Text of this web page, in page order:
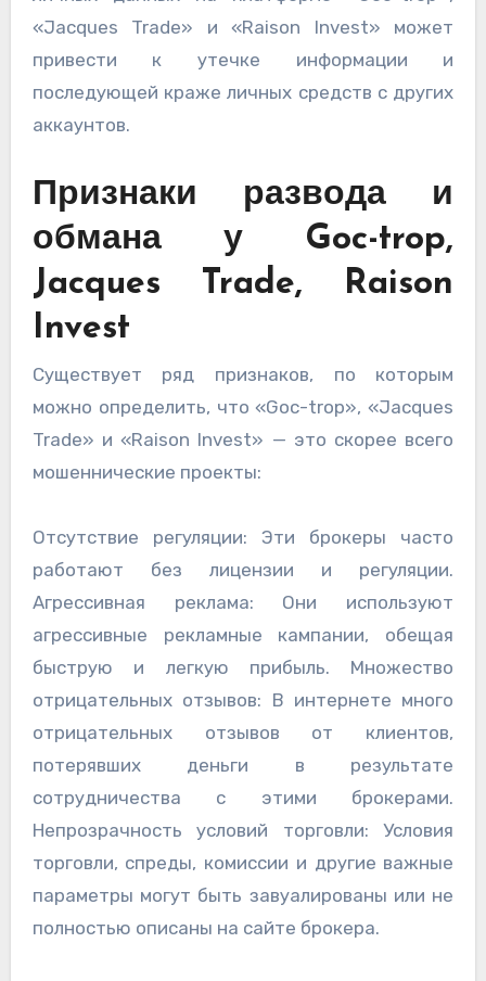
«Jacques Trade» и «Raison Invest» может
привести к утечке информации и
последующей краже личных средств с других
аккаунтов.
Признаки развода и
обмана у Goc-trop,
Jacques Trade, Raison
Invest
Существует ряд признаков, по которым
можно определить, что «Goc-trop», «Jacques
Trade» и «Raison Invest» — это скорее всего
мошеннические проекты:
Отсутствие регуляции: Эти брокеры часто
работают без лицензии и регуляции.
Агрессивная реклама: Они используют
агрессивные рекламные кампании, обещая
быструю и легкую прибыль. Множество
отрицательных отзывов: В интернете много
отрицательных отзывов от клиентов,
потерявших деньги в результате
сотрудничества с этими брокерами.
Непрозрачность условий торговли: Условия
торговли, спреды, комиссии и другие важные
параметры могут быть завуалированы или не
полностью описаны на сайте брокера.